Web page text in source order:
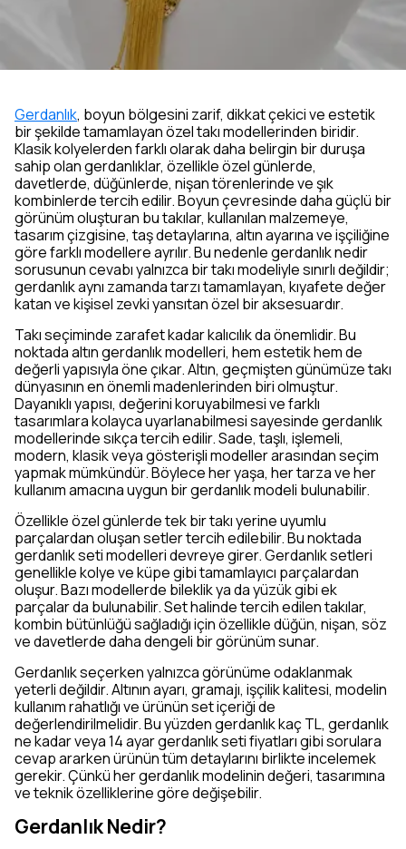
Gerdanlık, boyun bölgesini zarif, dikkat çekici ve estetik
bir şekilde tamamlayan özel takı modellerinden biridir.
Klasik kolyelerden farklı olarak daha belirgin bir duruşa
sahip olan gerdanlıklar, özellikle özel günlerde,
davetlerde, düğünlerde, nişan törenlerinde ve şık
kombinlerde tercih edilir. Boyun çevresinde daha güçlü bir
görünüm oluşturan bu takılar, kullanılan malzemeye,
tasarım çizgisine, taş detaylarına, altın ayarına ve işçiliğine
göre farklı modellere ayrılır. Bu nedenle gerdanlık nedir
sorusunun cevabı yalnızca bir takı modeliyle sınırlı değildir;
gerdanlık aynı zamanda tarzı tamamlayan, kıyafete değer
katan ve kişisel zevki yansıtan özel bir aksesuardır.
Takı seçiminde zarafet kadar kalıcılık da önemlidir. Bu
noktada altın gerdanlık modelleri, hem estetik hem de
değerli yapısıyla öne çıkar. Altın, geçmişten günümüze takı
dünyasının en önemli madenlerinden biri olmuştur.
Dayanıklı yapısı, değerini koruyabilmesi ve farklı
tasarımlara kolayca uyarlanabilmesi sayesinde gerdanlık
modellerinde sıkça tercih edilir. Sade, taşlı, işlemeli,
modern, klasik veya gösterişli modeller arasından seçim
yapmak mümkündür. Böylece her yaşa, her tarza ve her
kullanım amacına uygun bir gerdanlık modeli bulunabilir.
Özellikle özel günlerde tek bir takı yerine uyumlu
parçalardan oluşan setler tercih edilebilir. Bu noktada
gerdanlık seti modelleri devreye girer. Gerdanlık setleri
genellikle kolye ve küpe gibi tamamlayıcı parçalardan
oluşur. Bazı modellerde bileklik ya da yüzük gibi ek
parçalar da bulunabilir. Set halinde tercih edilen takılar,
kombin bütünlüğü sağladığı için özellikle düğün, nişan, söz
ve davetlerde daha dengeli bir görünüm sunar.
Gerdanlık seçerken yalnızca görünüme odaklanmak
yeterli değildir. Altının ayarı, gramajı, işçilik kalitesi, modelin
kullanım rahatlığı ve ürünün set içeriği de
değerlendirilmelidir. Bu yüzden gerdanlık kaç TL, gerdanlık
ne kadar veya 14 ayar gerdanlık seti fiyatları gibi sorulara
cevap ararken ürünün tüm detaylarını birlikte incelemek
gerekir. Çünkü her gerdanlık modelinin değeri, tasarımına
ve teknik özelliklerine göre değişebilir.
Gerdanlık Nedir?